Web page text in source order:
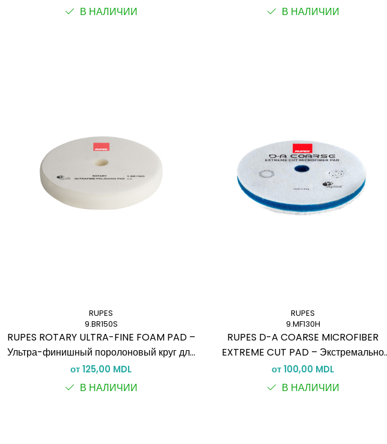
В НАЛИЧИИ В НАЛИЧИИ
RUPES
9.BR150S
RUPES ROTARY ULTRA-FINE FOAM PAD –
Ультра-финишный поролоновый круг для
роторной полировки
от 125,00 MDL
В НАЛИЧИИ
RUPES
9.MF130H
RUPES D-A COARSE MICROFIBER
EXTREME CUT PAD – Экстремально
режущий микрофибровый пад (Dual
Action)
от 100,00 MDL
В НАЛИЧИИ